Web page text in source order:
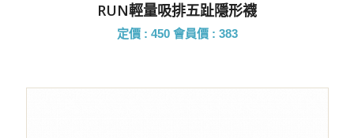
RUN輕量吸排五趾隱形襪
定價 : 450 會員價 : 383